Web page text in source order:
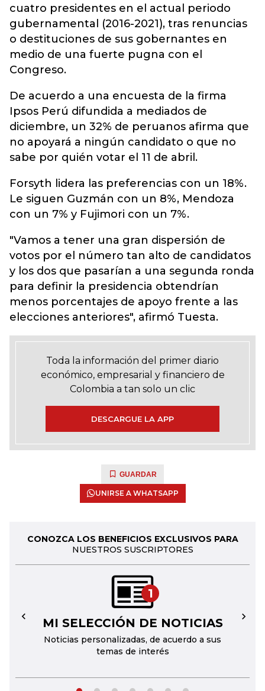
cuatro presidentes en el actual periodo
gubernamental (2016-2021), tras renuncias
o destituciones de sus gobernantes en
medio de una fuerte pugna con el
Congreso.
De acuerdo a una encuesta de la firma
Ipsos Perú difundida a mediados de
diciembre, un 32% de peruanos afirma que
no apoyará a ningún candidato o que no
sabe por quién votar el 11 de abril.
Forsyth lidera las preferencias con un 18%.
Le siguen Guzmán con un 8%, Mendoza
con un 7% y Fujimori con un 7%.
"Vamos a tener una gran dispersión de
votos por el número tan alto de candidatos
y los dos que pasarían a una segunda ronda
para definir la presidencia obtendrían
menos porcentajes de apoyo frente a las
elecciones anteriores", afirmó Tuesta.
Toda la información del primer diario
económico, empresarial y financiero de
Colombia a tan solo un clic
DESCARGUE LA APP
GUARDAR
UNIRSE A WHATSAPP
CONOZCA LOS BENEFICIOS EXCLUSIVOS PARA
NUESTROS SUSCRIPTORES
1
MI SELECCIÓN DE NOTICIAS
Noticias personalizadas, de acuerdo a sus
temas de interés
← →